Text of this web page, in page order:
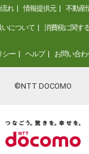
れ 情報提供元 不動産
について 消費税に関す
シー ヘルプ お問い合わ
©NTT DOCOMO